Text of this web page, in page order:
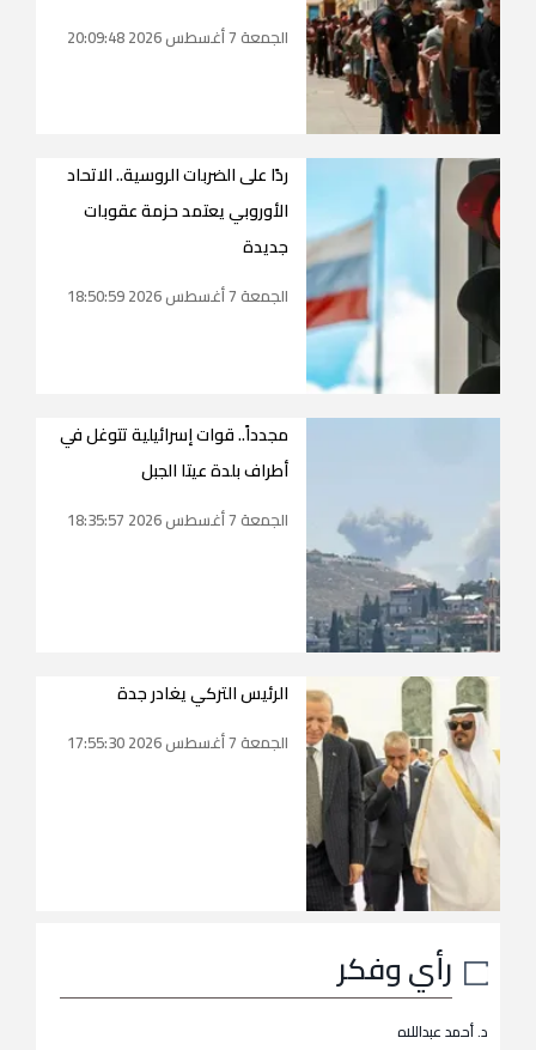
الجمعة 7 أغسطس 2026 20:09:48
ردًا على الضربات الروسية.. الاتحاد
الأوروبي يعتمد حزمة عقوبات
جديدة
الجمعة 7 أغسطس 2026 18:50:59
مجدداً.. قوات إسرائيلية تتوغل في
أطراف بلدة عيتا الجبل
الجمعة 7 أغسطس 2026 18:35:57
الرئيس التركي يغادر جدة
الجمعة 7 أغسطس 2026 17:55:30
رأي وفكر
د. أحمد عبداللاه